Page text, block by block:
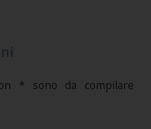
* sono da compilare